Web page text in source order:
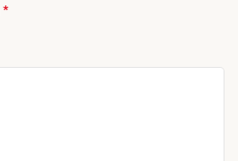
*